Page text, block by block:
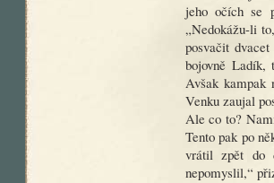
jeho očích se
„Nedokážu-li
posvačit
bojovně
Avšak
Venku zaujal
Ale co to?
Tento pak po
vrátil zpět do
nepomyslil,“